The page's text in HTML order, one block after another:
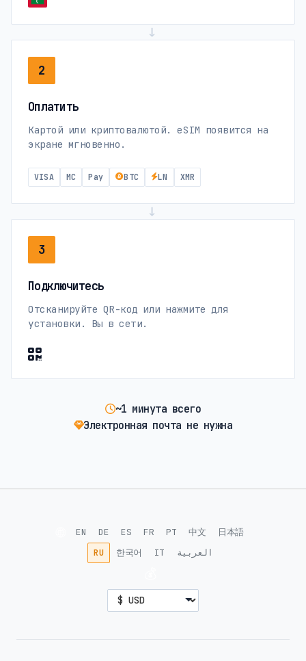
→
2
Оплатить
Картой или криптовалютой. eSIM появится на
экране мгновенно.
VISA MC Pay BTC LN XMR
→
3
Подключитесь
Отсканируйте QR-код или нажмите для
установки. Вы в сети.
~1 минута всего
Электронная почта не нужна
EN DE ES FR PT 中文
日本語
RU
한국어 IT العربية